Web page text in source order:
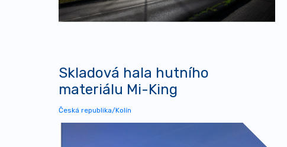
Skladová hala hutního
materiálu Mi-King
Česká republika/Kolín